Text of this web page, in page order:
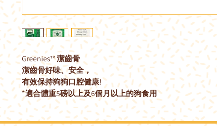
Greenies™ 潔齒骨
潔齒骨好味、安全，
有效保持狗狗口腔健康!
*適合體重5磅以上及6個月以上的狗食用